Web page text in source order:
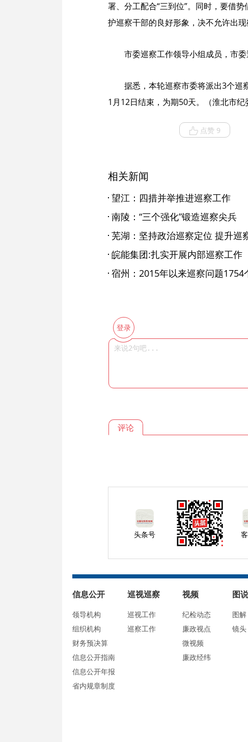
署、分工配合“三到位”。同时，要借
护巡察干部的良好形象，决不允许出
市委巡察工作领导小组成员，市
据悉，本轮巡察市委将派出3个巡
1月12日结束，为期50天。（淮北市纪
点赞 9
相关新闻
望江：四措并举推进巡察工作
南陵：“三个强化”锻造巡察尖兵
芜湖：坚持政治巡察定位 提升巡
皖能集团:扎实开展内部巡察工作
宿州：2015年以来巡察问题1754
登录
评论
头条号
信息公开
领导机构
组织机构
财务预决算
信息公开指南
信息公开年报
省内规章制度
巡视巡察
巡视工作
巡察工作
视频
纪检动态
廉政视点
微视频
廉政经纬
图说
图解
镜头